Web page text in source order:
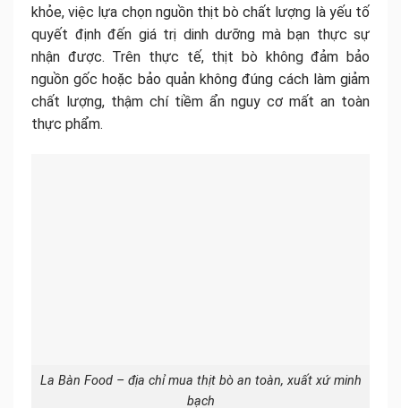
khỏe, việc lựa chọn nguồn thịt bò chất lượng là yếu tố
quyết định đến giá trị dinh dưỡng mà bạn thực sự
nhận được. Trên thực tế, thịt bò không đảm bảo
nguồn gốc hoặc bảo quản không đúng cách làm giảm
chất lượng, thậm chí tiềm ẩn nguy cơ mất an toàn
thực phẩm.
La Bàn Food – địa chỉ mua thịt bò an toàn, xuất xứ minh
bạch